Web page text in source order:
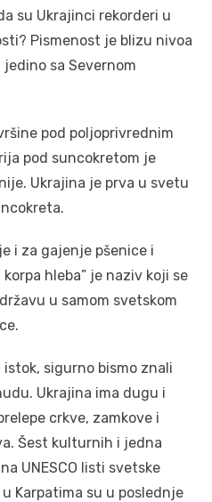
su Ukrajinci rekorderi u
Pismenost je blizu nivoa
jedino sa Severnom
pod poljoprivrednim
pod suncokretom je
Ukrajina je prva u svetu
i za gajenje pšenice i
hleba” je naziv koji se
u samom svetskom
sigurno bismo znali
Ukrajina ima dugu i
crkve, zamkove i
Šest kulturnih i jedna
UNESCO listi svetske
Karpatima su u poslednje